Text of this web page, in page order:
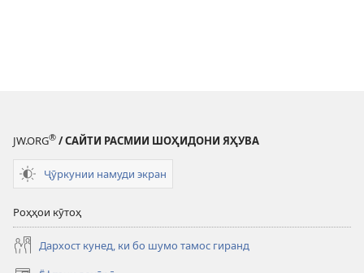
JW.ORG® / САЙТИ РАСМИИ ШОҲИДОНИ ЯҲУВА
Ҷӯркунии намуди экран
Роҳҳои кӯтоҳ
Дархост кунед, ки бо шумо тамос гиранд